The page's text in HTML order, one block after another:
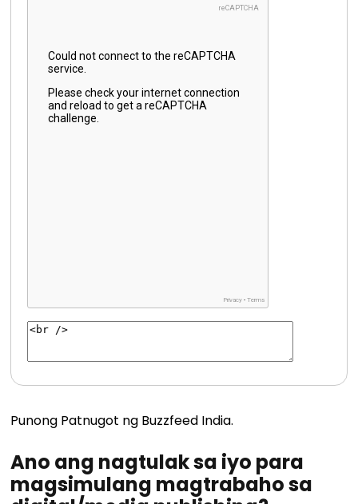
Punong Patnugot ng Buzzfeed India.
Ano ang nagtulak sa iyo para
magsimulang magtrabaho sa